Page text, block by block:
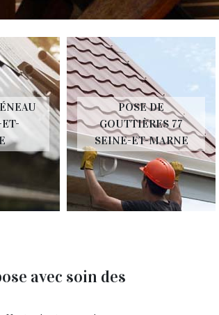
POSE DE
GOUTTIÈRES 77
SEINE-ET-MARNE
avec soin des